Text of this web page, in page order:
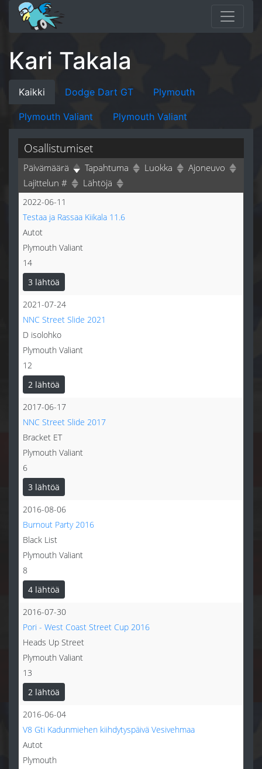
Kari Takala
Kaikki Dodge Dart GT Plymouth
Plymouth Valiant Plymouth Valiant
Osallistumiset
Päivämäärä Tapahtuma Luokka
Ajoneuvo
Lajittelun #
Lähtöjä
2022-06-11
Testaa ja Rassaa Kiikala 11.6
Autot
Plymouth Valiant
14
3 lähtöä
2021-07-24
NNC Street Slide 2021
D isolohko
Plymouth Valiant
12
2 lähtöä
2017-06-17
NNC Street Slide 2017
Bracket ET
Plymouth Valiant
6
3 lähtöä
2016-08-06
Burnout Party 2016
Black List
Plymouth Valiant
8
4 lähtöä
2016-07-30
Pori - West Coast Street Cup 2016
Heads Up Street
Plymouth Valiant
13
2 lähtöä
2016-06-04
V8 Gti Kadunmiehen kiihdytyspäivä Vesivehmaa
Autot
Plymouth